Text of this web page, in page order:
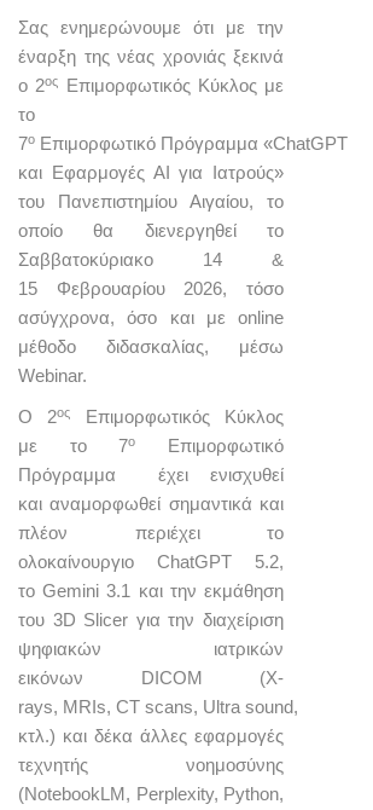
Σας ενημερώνουμε ότι με την
έναρξη της νέας χρονιάς ξεκινά
ο 2ος
Επιμορφωτικός Κύκλος με
το
7ο Επιμορφωτικό Πρόγραμμα «ChatGPT
και Εφαρμογές ΑΙ για Ιατρούς»
του Πανεπιστημίου Αιγαίου, το
οποίο θα διενεργηθεί το
Σαββατοκύριακο 14 &
15 Φεβρουαρίου 2026, τόσο
ασύγχρονα, όσο και με online
μέθοδο διδασκαλίας, μέσω
Webinar.
Ο 2ος
Επιμορφωτικός Κύκλος
με το 7ο
Επιμορφωτικό
Πρόγραμμα έχει ενισχυθεί
και αναμορφωθεί σημαντικά και
πλέον περιέχει το
ολοκαίνουργιο ChatGPT 5.2,
το Gemini 3.1 και την εκμάθηση
του 3D Slicer για την διαχείριση
ψηφιακών ιατρικών
εικόνων DICOM (X-
rays, MRIs, CT scans, Ultra sound,
κτλ.) και δέκα άλλες εφαρμογές
τεχνητής νοημοσύνης
(NotebookLM, Perplexity, Python,